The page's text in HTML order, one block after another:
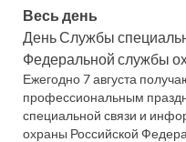
Весь день
День Службы
Федеральной службы
Ежегодно 7 августа
профессиональным
специальной связи и
охраны Российской